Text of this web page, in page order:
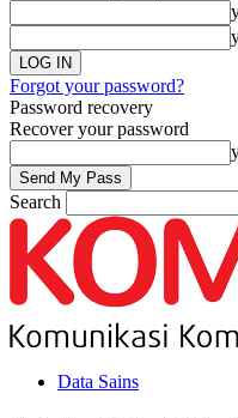
Forgot your password?
Password recovery
Recover your password
Search
Data Sains